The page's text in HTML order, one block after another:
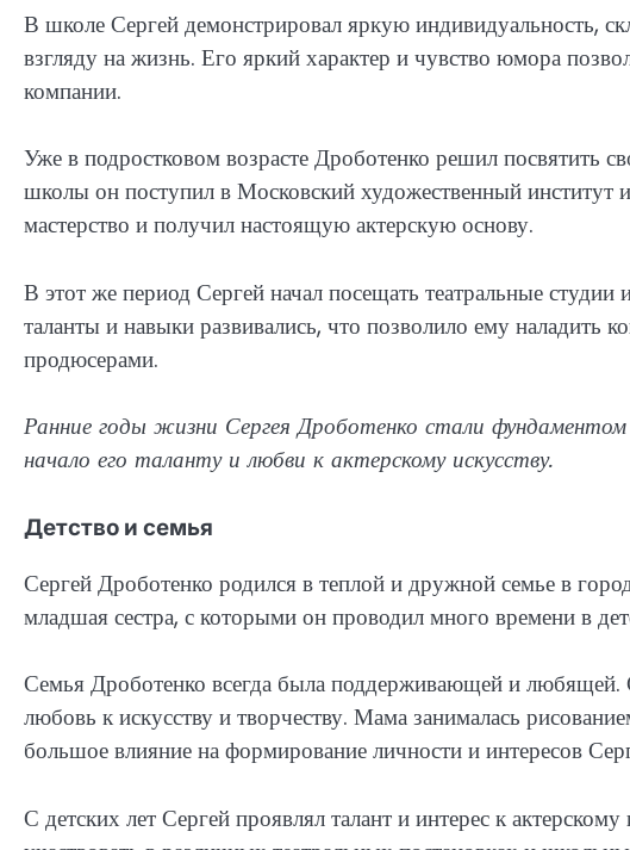
В школе Сергей демонстрировал яркую индивидуальность,
взгляду на жизнь. Его яркий характер и чувство юмора
компании.
Уже в подростковом возрасте Дроботенко решил посвятить
школы он поступил в Московский художественный институт
мастерство и получил настоящую актерскую основу.
В этот же период Сергей начал посещать театральные
таланты и навыки развивались, что позволило ему наладить
продюсерами.
Ранние годы жизни Сергея Дроботенко стали
начало его таланту и любви к актерскому искусству.
Детство и семья
Сергей Дроботенко родился в теплой и дружной семье в
младшая сестра, с которыми он проводил много времени в
Семья Дроботенко всегда была поддерживающей и любящей.
любовь к искусству и творчеству. Мама занималась
большое влияние на формирование личности и интересов
С детских лет Сергей проявлял талант и интерес к